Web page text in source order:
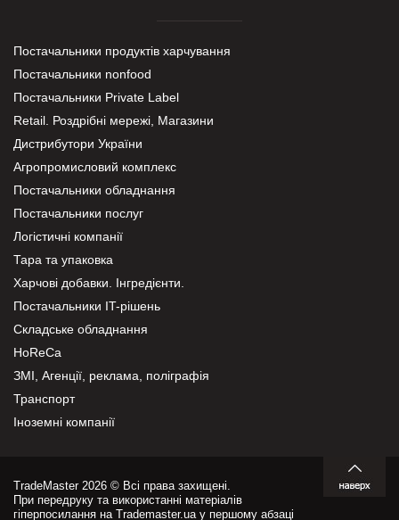
Постачальники продуктів харчування
Постачальники nonfood
Постачальники Private Label
Retail. Роздрібні мережі, Магазини
Дистрибутори України
Агропромисловий комплекс
Постачальники обладнання
Постачальники послуг
Логістичні компанії
Тара та упаковка
Харчові добавки. Інгредієнти.
Постачальники IT-рішень
Складське обладнання
HoReCa
ЗМІ, Агенції, реклама, поліграфія
Транспорт
Іноземні компанії
TradeMaster 2026 © Всі права захищені.
При передруку та використанні матеріалів
гіперпосилання на Trademaster.ua у першому абзаці